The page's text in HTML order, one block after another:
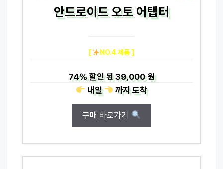
안드로이드 오토 어탭터
[ NO.4 제품 ]
74%할인 된39,000 원
내일
까지도착
구매 바로가기